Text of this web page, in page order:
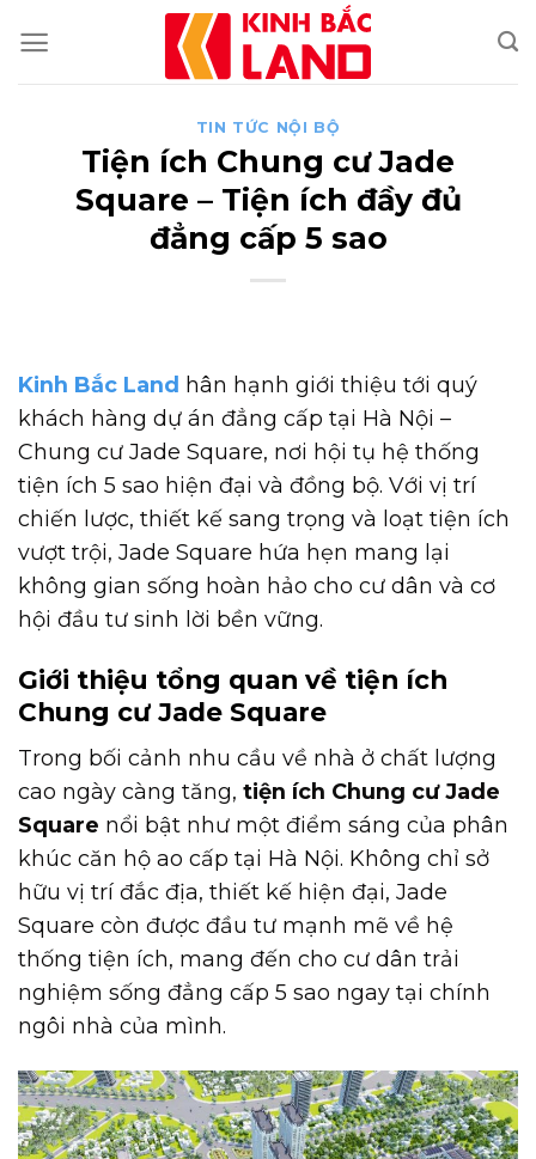
content
TIN TỨC NỘI BỘ
Tiện ích Chung cư Jade
Square – Tiện ích đầy đủ
đẳng cấp 5 sao
Kinh Bắc Land hân hạnh giới thiệu tới quý
khách hàng dự án đẳng cấp tại Hà Nội –
Chung cư Jade Square, nơi hội tụ hệ thống
tiện ích 5 sao hiện đại và đồng bộ. Với vị trí
chiến lược, thiết kế sang trọng và loạt tiện ích
vượt trội, Jade Square hứa hẹn mang lại
không gian sống hoàn hảo cho cư dân và cơ
hội đầu tư sinh lời bền vững.
Giới thiệu tổng quan về tiện ích
Chung cư Jade Square
Trong bối cảnh nhu cầu về nhà ở chất lượng
cao ngày càng tăng, tiện ích Chung cư Jade
Square nổi bật như một điểm sáng của phân
khúc căn hộ ao cấp tại Hà Nội. Không chỉ sở
hữu vị trí đắc địa, thiết kế hiện đại, Jade
Square còn được đầu tư mạnh mẽ về hệ
thống tiện ích, mang đến cho cư dân trải
nghiệm sống đẳng cấp 5 sao ngay tại chính
ngôi nhà của mình.